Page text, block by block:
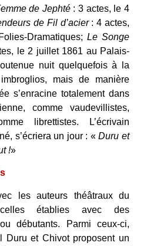
de Jephté: 3 actes, le 4
de Fil d’acier: 4 actes,
Dramatiques; Le Songe
le 2 juillet 1861 au Palais-
nuit quelquefois à la
mais de manière
s’enracine totalement dans
comme vaudevillistes,
librettistes. L’écrivain
s’écriera un jour : «Duru et
!»
les auteurs théâtraux du
celles établies avec des
débutants. Parmi ceux-ci,
Duru et Chivot proposent un